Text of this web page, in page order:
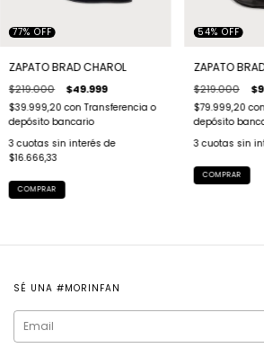
77%OFF
ZAPATO BRAD CHAROL
$219.000 $49.999
$39.999,20con Transferencia o
depósito bancario
3 cuotas sin interés de
$16.666,33
COMPRAR
54%OFF
ZAPATO
$219.000
$79.999,20con
depósito
3 cuotas sin
COMPRAR
SÉ UNA #MORINFAN